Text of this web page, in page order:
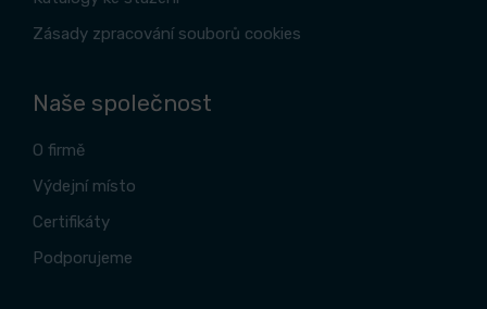
Zásady zpracování souborů cookies
Naše společnost
O firmě
Výdejní místo
Certifikáty
Podporujeme